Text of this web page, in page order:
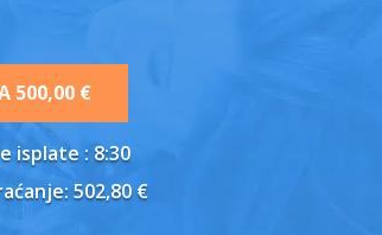
500,00 €
isplate : 8:30
502,80 €